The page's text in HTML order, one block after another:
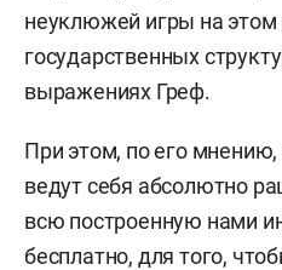
неуклюжей игры на
государственных
выражениях Греф.
При этом, по его мнению,
ведут себя абсолютно
всю построенную нами
бесплатно, для того,